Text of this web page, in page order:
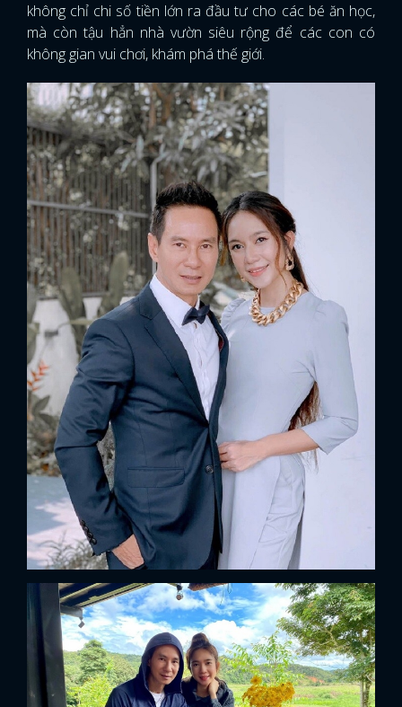
không chỉ chi số tiền lớn ra đầu tư cho các bé ăn học,
mà còn tậu hẳn nhà vườn siêu rộng để các con có
không gian vui chơi, khám phá thế giới.